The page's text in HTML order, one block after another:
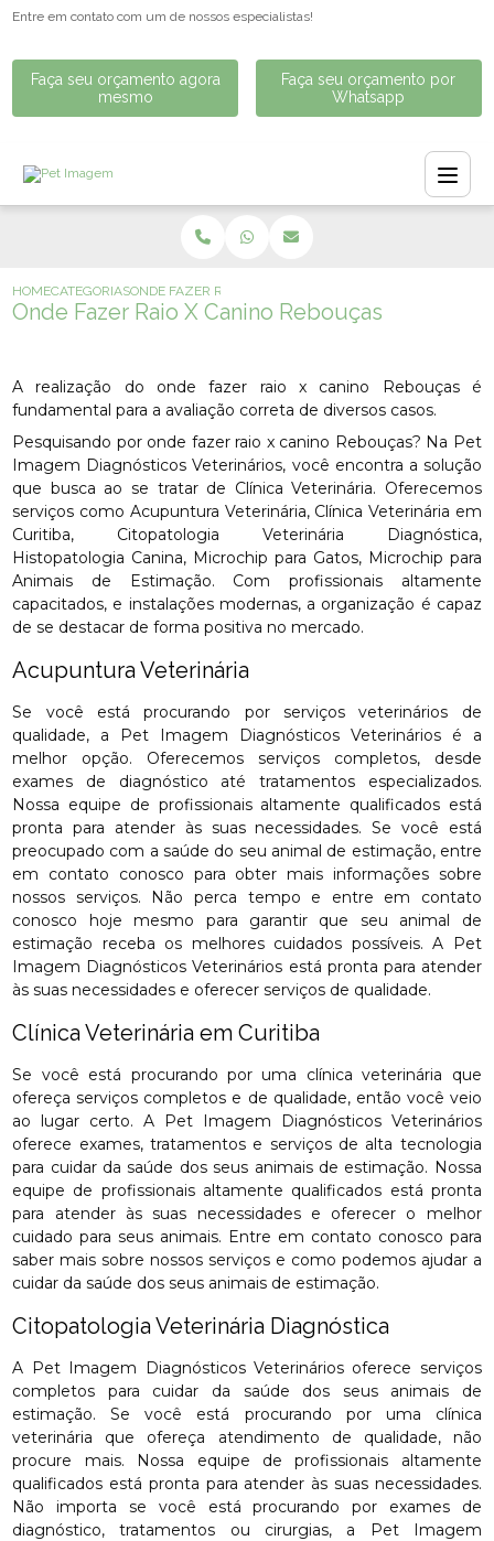
Entre em contato com um de nossos especialistas!
Faça seu orçamento agora
mesmo
Faça seu orçamento por
Whatsapp
HOMECATEGORIASONDE FAZER RAIO X CANINO REBOUÇAS
Onde Fazer Raio X Canino Rebouças
A realização do onde fazer raio x canino Rebouças é
fundamental para a avaliação correta de diversos casos.
Pesquisando por onde fazer raio x canino Rebouças? Na Pet
Imagem Diagnósticos Veterinários, você encontra a solução
que busca ao se tratar de Clínica Veterinária. Oferecemos
serviços como Acupuntura Veterinária, Clínica Veterinária em
Curitiba, Citopatologia Veterinária Diagnóstica,
Histopatologia Canina, Microchip para Gatos, Microchip para
Animais de Estimação. Com profissionais altamente
capacitados, e instalações modernas, a organização é capaz
de se destacar de forma positiva no mercado.
Acupuntura Veterinária
Se você está procurando por serviços veterinários de
qualidade, a Pet Imagem Diagnósticos Veterinários é a
melhor opção. Oferecemos serviços completos, desde
exames de diagnóstico até tratamentos especializados.
Nossa equipe de profissionais altamente qualificados está
pronta para atender às suas necessidades. Se você está
preocupado com a saúde do seu animal de estimação, entre
em contato conosco para obter mais informações sobre
nossos serviços. Não perca tempo e entre em contato
conosco hoje mesmo para garantir que seu animal de
estimação receba os melhores cuidados possíveis. A Pet
Imagem Diagnósticos Veterinários está pronta para atender
às suas necessidades e oferecer serviços de qualidade.
Clínica Veterinária em Curitiba
Se você está procurando por uma clínica veterinária que
ofereça serviços completos e de qualidade, então você veio
ao lugar certo. A Pet Imagem Diagnósticos Veterinários
oferece exames, tratamentos e serviços de alta tecnologia
para cuidar da saúde dos seus animais de estimação. Nossa
equipe de profissionais altamente qualificados está pronta
para atender às suas necessidades e oferecer o melhor
cuidado para seus animais. Entre em contato conosco para
saber mais sobre nossos serviços e como podemos ajudar a
cuidar da saúde dos seus animais de estimação.
Citopatologia Veterinária Diagnóstica
A Pet Imagem Diagnósticos Veterinários oferece serviços
completos para cuidar da saúde dos seus animais de
estimação. Se você está procurando por uma clínica
veterinária que ofereça atendimento de qualidade, não
procure mais. Nossa equipe de profissionais altamente
qualificados está pronta para atender às suas necessidades.
Não importa se você está procurando por exames de
diagnóstico, tratamentos ou cirurgias, a Pet Imagem